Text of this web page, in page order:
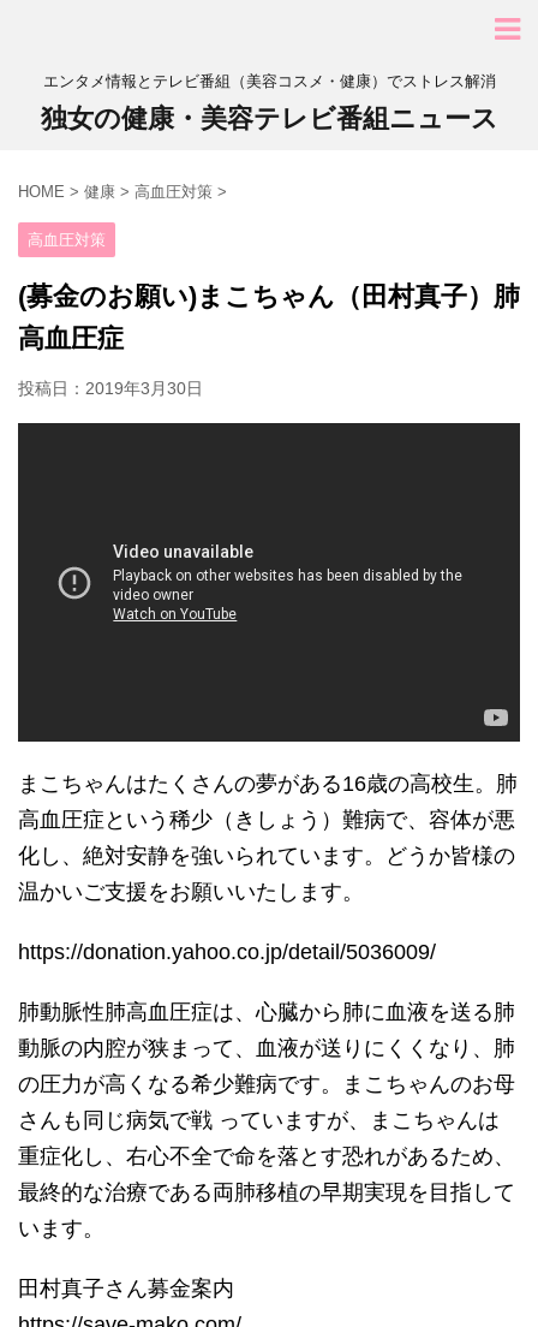
エンタメ情報とテレビ番組（美容コスメ・健康）でストレス解消
独女の健康・美容テレビ番組ニュース
HOME > 健康 > 高血圧対策 >
高血圧対策
(募金のお願い)まこちゃん（田村真子）肺
高血圧症
投稿日： 2019年3月30日
まこちゃんはたくさんの夢がある16歳の高校生。肺
高血圧症という稀少（きしょう）難病で、容体が悪
化し、絶対安静を強いられています。どうか皆様の
温かいご支援をお願いいたします。
https://donation.yahoo.co.jp/detail/5036009/
肺動脈性肺高血圧症は、心臓から肺に血液を送る肺
動脈の内腔が狭まって、血液が送りにくくなり、肺
の圧力が高くなる希少難病です。まこちゃんのお母
さんも同じ病気で戦 っていますが、まこちゃんは
重症化し、右心不全で命を落とす恐れがあるため、
最終的な治療である両肺移植の早期実現を目指して
います。
田村真子さん募金案内